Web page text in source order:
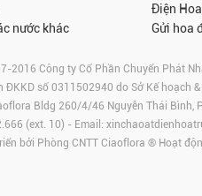
nước khác
Điện Hoa
Gửi hoa
2016 Công ty Cổ Phần Chuyển Phát
ĐKKD số 0311502940 do Sở Kế hoạch
Bldg 260/4/46 Nguyễn Thái Bình,
(ext. 10) - Email:
bởi Phòng CNTT Ciaoflora ® Hoạt